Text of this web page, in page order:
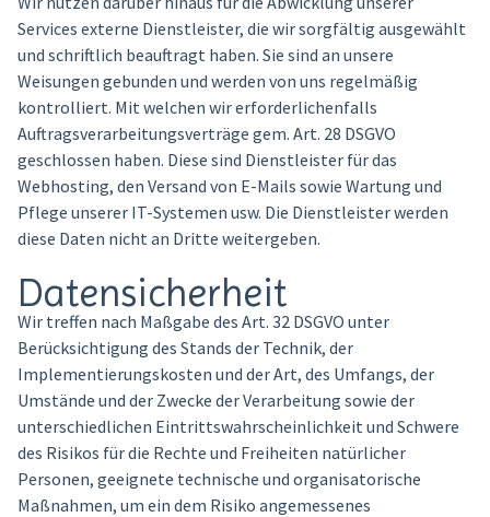
Services externe Dienstleister, die wir sorgfältig ausgewählt
und schriftlich beauftragt haben. Sie sind an unsere
Weisungen gebunden und werden von uns regelmäßig
kontrolliert. Mit welchen wir erforderlichenfalls
Auftragsverarbeitungsverträge gem. Art. 28 DSGVO
geschlossen haben. Diese sind Dienstleister für das
Webhosting, den Versand von E-Mails sowie Wartung und
Pflege unserer IT-Systemen usw. Die Dienstleister werden
diese Daten nicht an Dritte weitergeben.
Datensicherheit
Wir treffen nach Maßgabe des Art. 32 DSGVO unter
Berücksichtigung des Stands der Technik, der
Implementierungskosten und der Art, des Umfangs, der
Umstände und der Zwecke der Verarbeitung sowie der
unterschiedlichen Eintrittswahrscheinlichkeit und Schwere
des Risikos für die Rechte und Freiheiten natürlicher
Personen, geeignete technische und organisatorische
Maßnahmen, um ein dem Risiko angemessenes